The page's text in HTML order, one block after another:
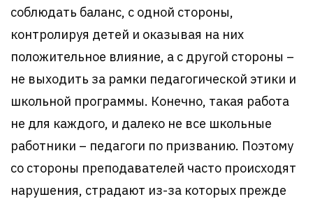
соблюдать баланс, с одной стороны,
контролируя детей и оказывая на них
положительное влияние, а с другой стороны –
не выходить за рамки педагогической этики и
школьной программы. Конечно, такая работа
не для каждого, и далеко не все школьные
работники – педагоги по призванию. Поэтому
со стороны преподавателей часто происходят
нарушения, страдают из-за которых прежде